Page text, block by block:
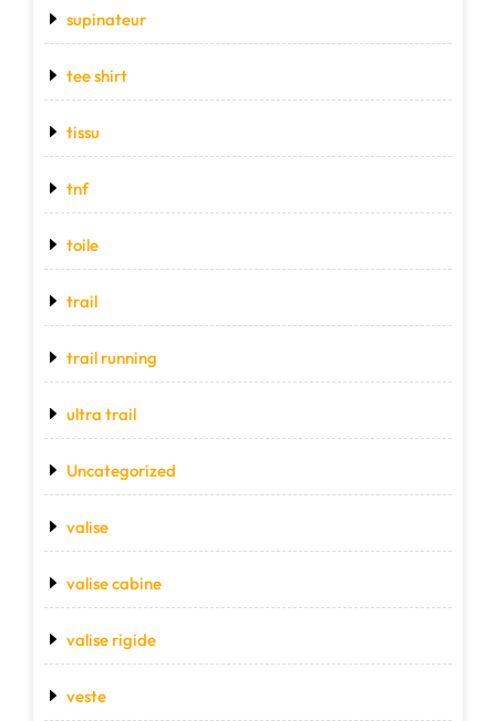
supinateur
tee shirt
tissu
tnf
toile
trail
trail running
ultra trail
Uncategorized
valise
valise cabine
valise rigide
veste